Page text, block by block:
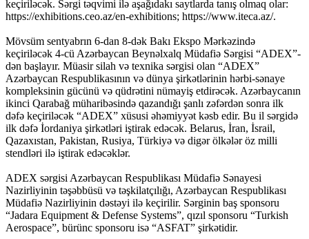
keçiriləcək. Sərgi təqvimi ilə aşağıdakı saytlarda tanış olmaq olar:
https://exhibitions.ceo.az/en-exhibitions; https://www.iteca.az/.
Mövsüm sentyabrın 6-dan 8-dək Bakı Ekspo Mərkəzində
keçiriləcək 4-cü Azərbaycan Beynəlxalq Müdafiə Sərgisi “ADEX”-
dən başlayır. Müasir silah və texnika sərgisi olan “ADEX”
Azərbaycan Respublikasının və dünya şirkətlərinin hərbi-sənaye
kompleksinin gücünü və qüdrətini nümayiş etdirəcək. Azərbaycanın
ikinci Qarabağ müharibəsində qazandığı şanlı zəfərdən sonra ilk
dəfə keçiriləcək “ADEX” xüsusi əhəmiyyət kəsb edir. Bu il sərgidə
ilk dəfə İordaniya şirkətləri iştirak edəcək. Belarus, İran, İsrail,
Qazaxıstan, Pakistan, Rusiya, Türkiyə və digər ölkələr öz milli
stendləri ilə iştirak edəcəklər.
ADEX sərgisi Azərbaycan Respublikası Müdafiə Sənayesi
Nazirliyinin təşəbbüsü və təşkilatçılığı, Azərbaycan Respublikası
Müdafiə Nazirliyinin dəstəyi ilə keçirilir. Sərginin baş sponsoru
“Jadara Equipment & Defense Systems”, qızıl sponsoru “Turkish
Aerospace”, bürünc sponsoru isə “ASFAT” şirkətidir.